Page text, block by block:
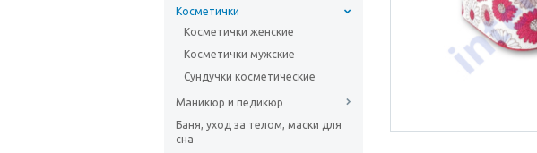
Косметички
Косметички женские
Косметички мужские
Сундучки косметические
Маникюр и педикюр
Баня, уход за телом, маски для
сна